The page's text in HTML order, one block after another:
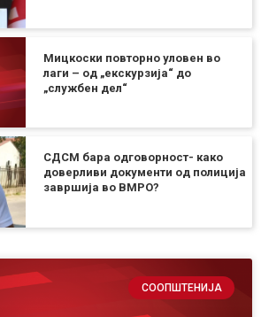
Мицкоски повторно уловен во
лаги – од „екскурзија“ до
„службен дел“
СДСМ бара одговорност- како
доверливи документи од полиција
завршија во ВМРО?
СООПШТЕНИЈА